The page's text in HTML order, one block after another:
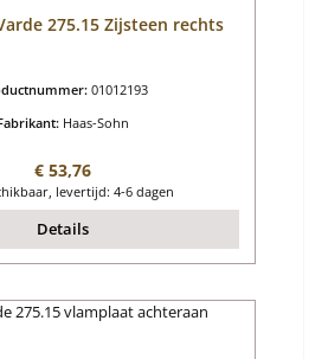
275.15 Zijsteen rechts
01012193
Haas-Sohn
Normale prijs:
€ 53,76
levertijd: 4-6 dagen
Details